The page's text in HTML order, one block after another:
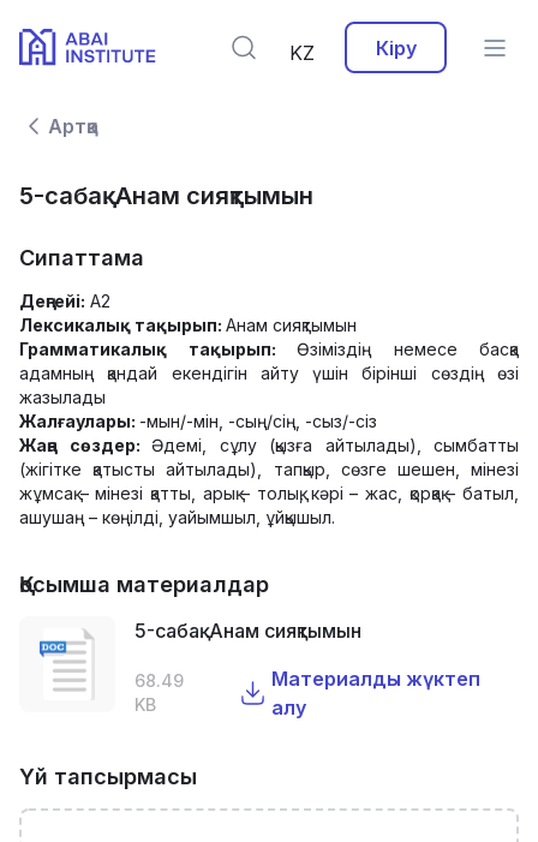
KZ Кіру
Артқа
5-сабақ. Анам сияқтымын
Сипаттама
Деңгейі: А2
Лексикалық тақырып: Анам сияқтымын
Грамматикалық тақырып: Өзіміздің немесе басқа
адамның қандай екендігін айту үшін бірінші сөздің өзі
жазылады
Жалғаулары: -мын/-мін, -сың/сің, -сыз/-сіз
Жаңа сөздер: Әдемі, сұлу (қызға айтылады), сымбатты
(жігітке қатысты айтылады), тапқыр, сөзге шешен, мінезі
жұмсақ – мінезі қатты, арық – толық, кәрі – жас, қорқақ – батыл,
ашушаң – көңілді, уайымшыл, ұйқышыл.
Қосымша материалдар
5-сабақ. Анам сияқтымын
68.49
KB
Материалды жүктеп
алу
Үй тапсырмасы